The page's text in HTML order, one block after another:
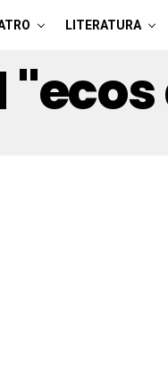
LITERATURA